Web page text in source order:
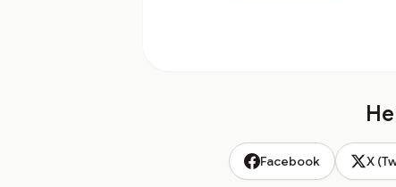
Facebook X